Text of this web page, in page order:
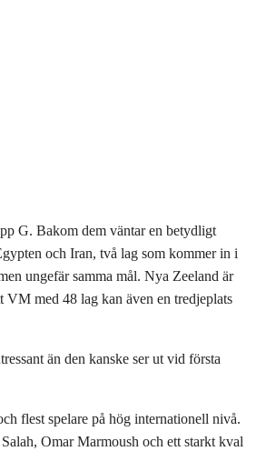
G. Bakom dem väntar en betydligt
och Iran, två lag som kommer in i
ungefär samma mål. Nya Zeeland är
VM med 48 lag kan även en tredjeplats
än den kanske ser ut vid första
flest spelare på hög internationell nivå.
Omar Marmoush och ett starkt kval